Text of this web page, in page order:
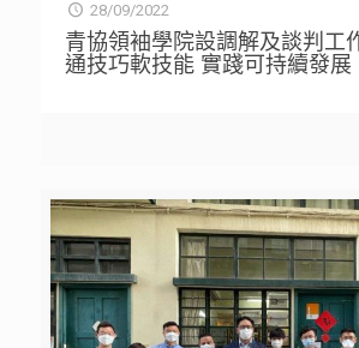
28/09/2022
青協領袖學院設調解及談判工
通技巧軟技能 實踐可持續發展